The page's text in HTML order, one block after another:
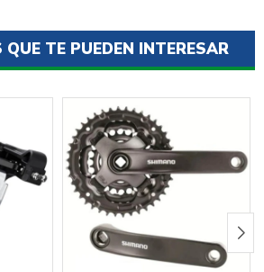
TE PUEDEN INTERESAR